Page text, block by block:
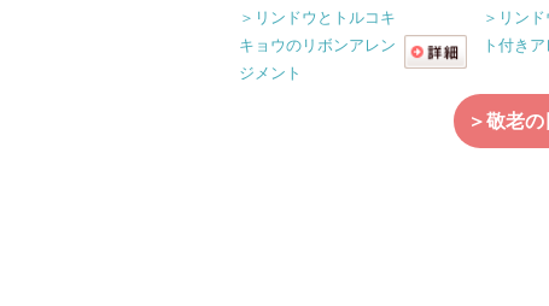
＞リンドウとトルコキ
キョウのリボンアレン
ジメント
＞リン
ト付き
＞敬老